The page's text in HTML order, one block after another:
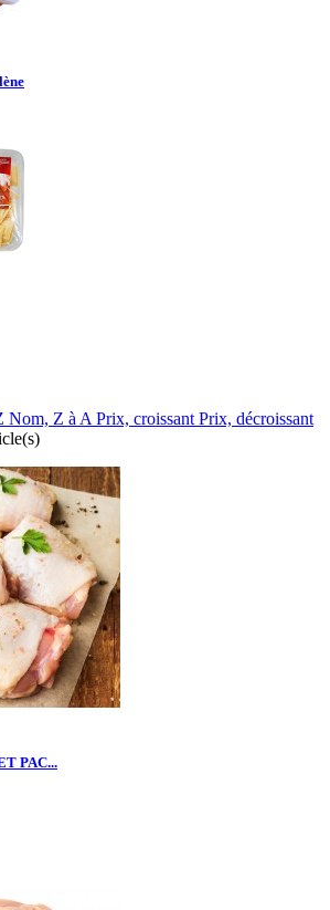
Nom, Z à A Prix, croissant Prix, décroissant
PAC...